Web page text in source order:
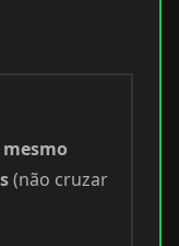
(não cruzar